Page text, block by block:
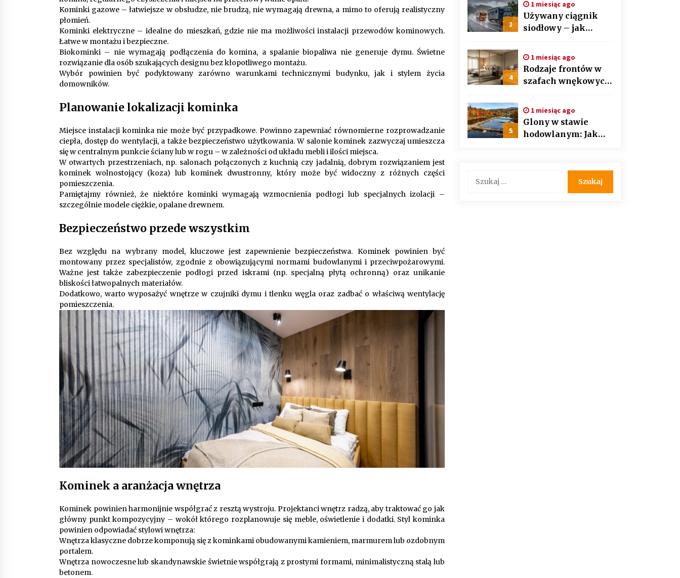
Kominki gazowe – łatwiejsze w obsłudze, nie brudzą, nie wymagają drewna, a mimo to oferują realistyczny
płomień.
Kominki elektryczne – idealne do mieszkań, gdzie nie ma możliwości instalacji przewodów kominowych.
Łatwe w montażu i bezpieczne.
Biokominki – nie wymagają podłączenia do komina, a spalanie biopaliwa nie generuje dymu. Świetne
rozwiązanie dla osób szukających designu bez kłopotliwego montażu.
Wybór powinien być podyktowany zarówno warunkami technicznymi budynku, jak i stylem życia
domowników.
Planowanie lokalizacji kominka
Miejsce instalacji kominka nie może być przypadkowe. Powinno zapewniać równomierne rozprowadzanie
ciepła, dostęp do wentylacji, a także bezpieczeństwo użytkowania. W salonie kominek zazwyczaj umieszcza
się w centralnym punkcie ściany lub w rogu – w zależności od układu mebli i ilości miejsca.
W otwartych przestrzeniach, np. salonach połączonych z kuchnią czy jadalnią, dobrym rozwiązaniem jest
kominek wolnostojący (koza) lub kominek dwustronny, który może być widoczny z różnych części
pomieszczenia.
Pamiętajmy również, że niektóre kominki wymagają wzmocnienia podłogi lub specjalnych izolacji –
szczególnie modele ciężkie, opalane drewnem.
Bezpieczeństwo przede wszystkim
Bez względu na wybrany model, kluczowe jest zapewnienie bezpieczeństwa. Kominek powinien być
montowany przez specjalistów, zgodnie z obowiązującymi normami budowlanymi i przeciwpożarowymi.
Ważne jest także zabezpieczenie podłogi przed iskrami (np. specjalną płytą ochronną) oraz unikanie
bliskości łatwopalnych materiałów.
Dodatkowo, warto wyposażyć wnętrze w czujniki dymu i tlenku węgla oraz zadbać o właściwą wentylację
pomieszczenia.
Kominek a aranżacja wnętrza
Kominek powinien harmonijnie współgrać z resztą wystroju. Projektanci wnętrz radzą, aby traktować go jak
główny punkt kompozycyjny – wokół którego rozplanowuje się meble, oświetlenie i dodatki. Styl kominka
powinien odpowiadać stylowi wnętrza:
Wnętrza klasyczne dobrze komponują się z kominkami obudowanymi kamieniem, marmurem lub ozdobnym
portalem.
Wnętrza nowoczesne lub skandynawskie świetnie współgrają z prostymi formami, minimalistyczną stalą lub
betonem.
auto detailingu
3
1 miesiąc ago
Używany ciągnik
siodłowy – jak
przepłacić?
Przewodnik krok po
kroku
4
1 miesiąc ago
Rodzaje frontów w
szafach wnękowych
płyta laminowana?
5
1 miesiąc ago
Glony w stawie
hodowlanym: Jak
przywrócić
równowagę